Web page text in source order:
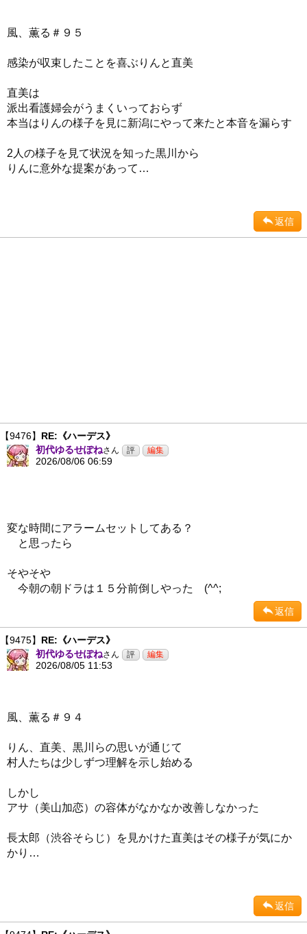
風、薫る＃９５
感染が収束したことを喜ぶりんと直美
直美は
派出看護婦会がうまくいっておらず
本当はりんの様子を見に新潟にやって来たと本音を漏らす
2人の様子を見て状況を知った黒川から
りんに意外な提案があって…
返信
【9476】 RE:《ハーデス》
初代ゆるせぽねさん
2026/08/06 06:59
変な時間にアラームセットしてある？
と思ったら
そやそや
今朝の朝ドラは１５分前倒しやった (^^;
返信
【9475】 RE:《ハーデス》
初代ゆるせぽねさん
2026/08/05 11:53
風、薫る＃９４
りん、直美、黒川らの思いが通じて
村人たちは少しずつ理解を示し始める
しかし
アサ（美山加恋）の容体がなかなか改善しなかった
長太郎（渋谷そらじ）を見かけた直美はその様子が気にか
かり…
返信